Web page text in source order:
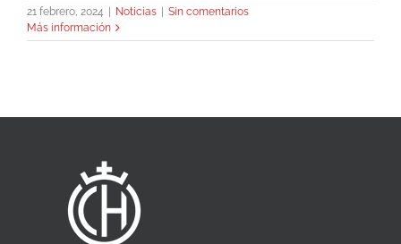
21 febrero, 2024 Noticias
Sin comentarios
Más información